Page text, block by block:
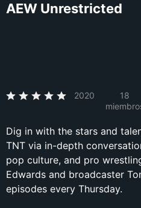
AEW Unrestricted
2020
18
Dig in with the stars and
TNT via in-depth
pop culture, and pro
Edwards and broadcaster
episodes every Thursday.